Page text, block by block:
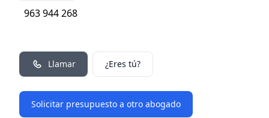
963 944 268
Llamar ¿Eres tú?
Solicitar presupuesto a otro abogado